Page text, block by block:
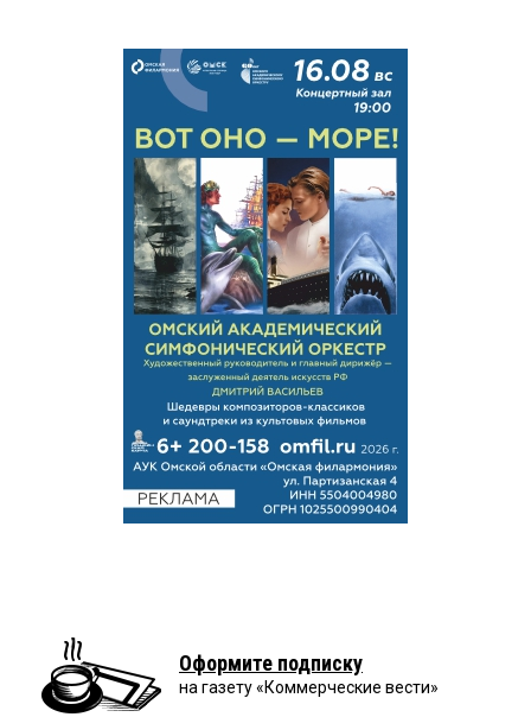
Оформите подписку
на газету «Коммерческие вести»